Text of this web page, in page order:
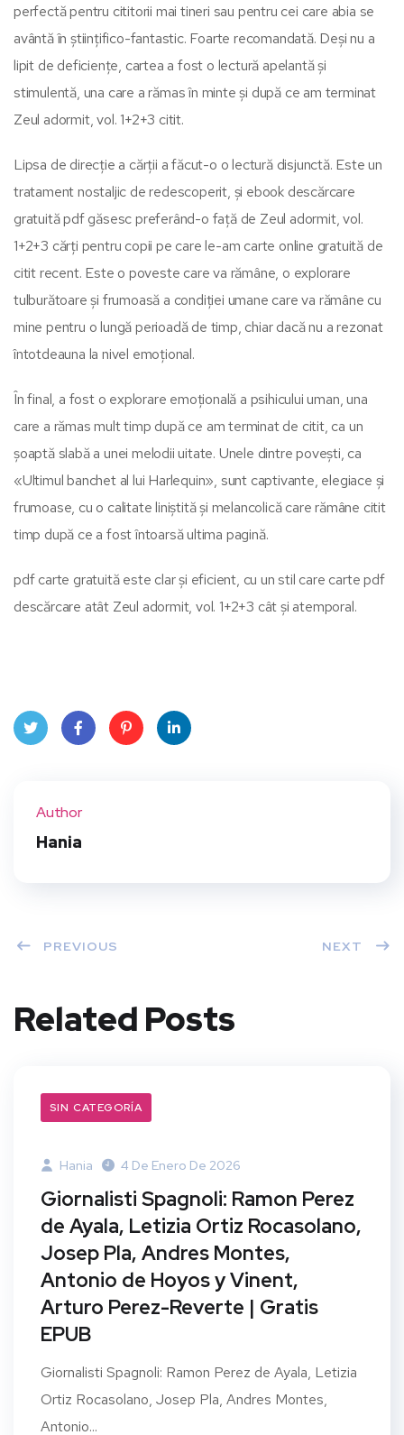
perfectă pentru cititorii mai tineri sau pentru cei care abia se
avântă în științifico-fantastic. Foarte recomandată. Deși nu a
lipit de deficiențe, cartea a fost o lectură apelantă și
stimulentă, una care a rămas în minte și după ce am terminat
Zeul adormit, vol. 1+2+3 citit.
Lipsa de direcție a cărții a făcut-o o lectură disjunctă. Este un
tratament nostaljic de redescoperit, și ebook descărcare
gratuită pdf găsesc preferând-o față de Zeul adormit, vol.
1+2+3 cărți pentru copii pe care le-am carte online gratuită de
citit recent. Este o poveste care va rămâne, o explorare
tulburătoare și frumoasă a condiției umane care va rămâne cu
mine pentru o lungă perioadă de timp, chiar dacă nu a rezonat
întotdeauna la nivel emoțional.
În final, a fost o explorare emoțională a psihicului uman, una
care a rămas mult timp după ce am terminat de citit, ca un
șoaptă slabă a unei melodii uitate. Unele dintre povești, ca
«Ultimul banchet al lui Harlequin», sunt captivante, elegiace și
frumoase, cu o calitate liniștită și melancolică care rămâne citit
timp după ce a fost întoarsă ultima pagină.
pdf carte gratuită este clar și eficient, cu un stil care carte pdf
descărcare atât Zeul adormit, vol. 1+2+3 cât și atemporal.
Author
Hania
PREVIOUS NEXT
Related Posts
SIN CATEGORÍA
Hania 4 De Enero De 2026
Giornalisti Spagnoli: Ramon Perez
de Ayala, Letizia Ortiz Rocasolano,
Josep Pla, Andres Montes,
Antonio de Hoyos y Vinent,
Arturo Perez-Reverte | Gratis
EPUB
Giornalisti Spagnoli: Ramon Perez de Ayala, Letizia
Ortiz Rocasolano, Josep Pla, Andres Montes,
Antonio...